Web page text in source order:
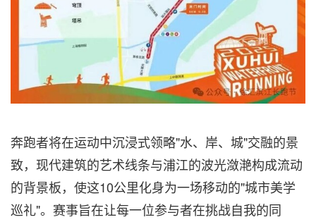
奔跑者将在运动中沉浸式领略"水、岸、城"交融的景
致，现代建筑的艺术线条与浦江的波光潋滟构成流动
的背景板，使这10公里化身为一场移动的"城市美学
巡礼"。赛事旨在让每一位参与者在挑战自我的同